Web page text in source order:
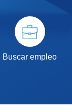
Buscar empleo